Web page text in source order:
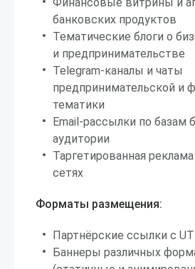
банковских продуктов
Тематические блоги о
и предпринимательстве
Telegram-каналы и чаты
предпринимательской и
тематики
Email-рассылки по базам
аудитории
Таргетированная
сетях
Форматы размещения:
Партнёрские ссылки с
Баннеры различных